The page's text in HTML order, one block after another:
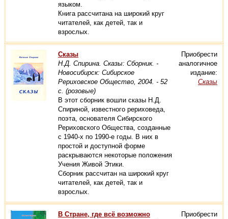
языком.
Книга рассчитана на широкий круг
читателей, как детей, так и
взрослых.
Сказы
Н.Д. Спирина. Сказы: Сборник. -
Новосибирск: Сибирское
Рериховское Общество, 2004. - 52
с. (розовые)
В этот сборник вошли сказы Н.Д.
Спириной, известного рериховеда,
поэта, основателя Сибирского
Рериховского Общества, созданные
с 1940-х по 1990-е годы. В них в
простой и доступной форме
раскрываются некоторые положения
Учения Живой Этики.
Сборник рассчитан на широкий круг
читателей, как детей, так и
взрослых.
Приобрести
аналогичное
издание:
Сказы
В Стране, где всё возможно
Приобрести